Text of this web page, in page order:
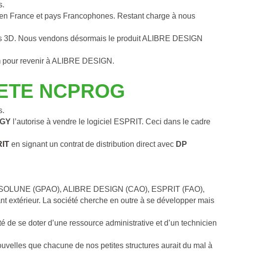
France et pays Francophones. Restant charge à nous
Nous vendons désormais le produit ALIBRE DESIGN
revenir à ALIBRE DESIGN.
NCPROG
l’autorise à vendre le logiciel ESPRIT. Ceci dans le cadre
en signant un contrat de distribution direct avec DP
(GPAO), ALIBRE DESIGN (CAO), ESPRIT (FAO),
extérieur. La société cherche en outre à se développer mais
se doter d’une ressource administrative et d’un technicien
que chacune de nos petites structures aurait du mal à